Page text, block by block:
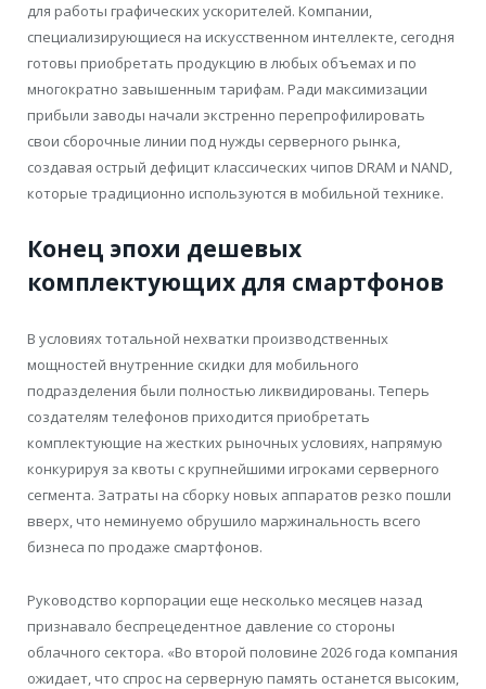
для работы графических ускорителей. Компании,
специализирующиеся на искусственном интеллекте, сегодня
готовы приобретать продукцию в любых объемах и по
многократно завышенным тарифам. Ради максимизации
прибыли заводы начали экстренно перепрофилировать
свои сборочные линии под нужды серверного рынка,
создавая острый дефицит классических чипов DRAM и NAND,
которые традиционно используются в мобильной технике.
Конец эпохи дешевых
комплектующих для смартфонов
В условиях тотальной нехватки производственных
мощностей внутренние скидки для мобильного
подразделения были полностью ликвидированы. Теперь
создателям телефонов приходится приобретать
комплектующие на жестких рыночных условиях, напрямую
конкурируя за квоты с крупнейшими игроками серверного
сегмента. Затраты на сборку новых аппаратов резко пошли
вверх, что неминуемо обрушило маржинальность всего
бизнеса по продаже смартфонов.
Руководство корпорации еще несколько месяцев назад
признавало беспрецедентное давление со стороны
облачного сектора. «Во второй половине 2026 года компания
ожидает, что спрос на серверную память останется высоким,